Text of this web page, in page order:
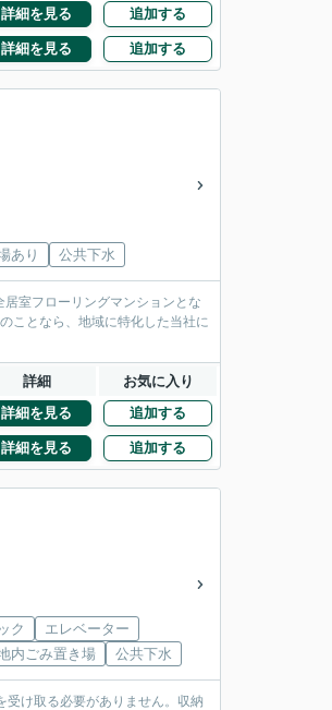
詳細を見る 追加する
詳細を見る 追加する
あり 公共下水
室フローリングマンションとな
ことなら、地域に特化した当社に
詳細 お気に入り
詳細を見る 追加する
詳細を見る 追加する
ク
エレベーター
内ごみ置き場 公共下水
け取る必要がありません。収納